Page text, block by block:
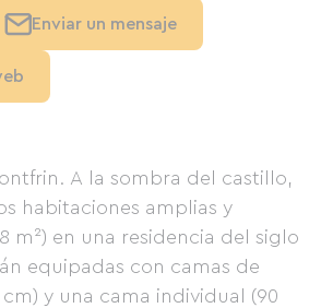
A la sombra del castillo,
habitaciones amplias y
m²) en una residencia del siglo
equipadas con camas de
y una cama individual (90
Enviar un mensaje